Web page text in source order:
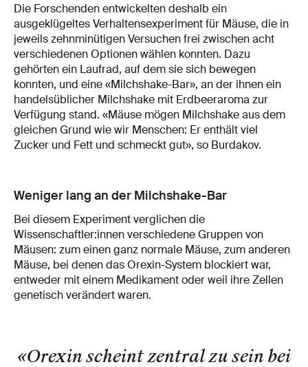
Die Forschenden entwickelten deshalb ein
ausgeklügeltes Verhaltensexperiment für Mäuse, die in
jeweils zehnminütigen Versuchen frei zwischen acht
verschiedenen Optionen wählen konnten. Dazu
gehörten ein Laufrad, auf dem sie sich bewegen
konnten, und eine «Milchshake-Bar», an der ihnen ein
handelsüblicher Milchshake mit Erdbeeraroma zur
Verfügung stand. «Mäuse mögen Milchshake aus dem
gleichen Grund wie wir Menschen: Er enthält viel
Zucker und Fett und schmeckt gut», so Burdakov.
Weniger lang an der Milchshake-Bar
Bei diesem Experiment verglichen die
Wissenschaftler:innen verschiedene Gruppen von
Mäusen: zum einen ganz normale Mäuse, zum anderen
Mäuse, bei denen das Orexin-System blockiert war,
entweder mit einem Medikament oder weil ihre Zellen
genetisch verändert waren.
«Orexin scheint zentral zu sein bei